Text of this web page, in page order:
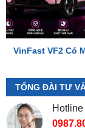
VinFast VF2 Có
TỔNG ĐÀI TƯ
Hotline